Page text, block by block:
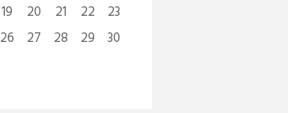
19 20 21 22
23
26 27 28 29
30